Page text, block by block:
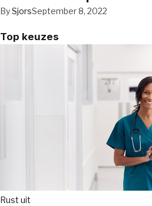
BySjorsSeptember 8, 2022
Top keuzes
Rust uit